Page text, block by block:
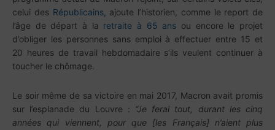
celui des Républicains, ajoute l’historien, comme le report de
l’âge de départ à la retraite à 65 ans ou encore le projet
d’obliger les personnes sans emploi à effectuer entre 15 et
20 heures de travail hebdomadaire s’ils veulent continuer à
toucher le chômage.
Le soir même de sa victoire en mai 2017, Macron avait promis
sur l’esplanade du Louvre : “Je ferai tout, durant les cinq
années qui viennent, pour que [les Français] n’aient plus